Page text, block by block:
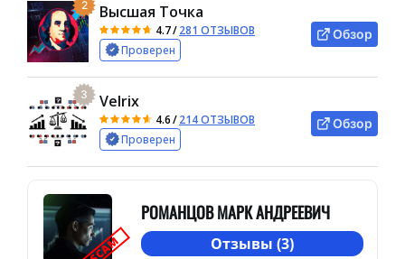
2 Высшая Точка
4.7/281 ОТЗЫВОВ
Проверен
Обзор
3 Velrix
4.6/214 ОТЗЫВОВ
Проверен
Обзор
SCAM
РОМАНЦОВ МАРК АНДРЕЕВИЧ
Отзывы (3)